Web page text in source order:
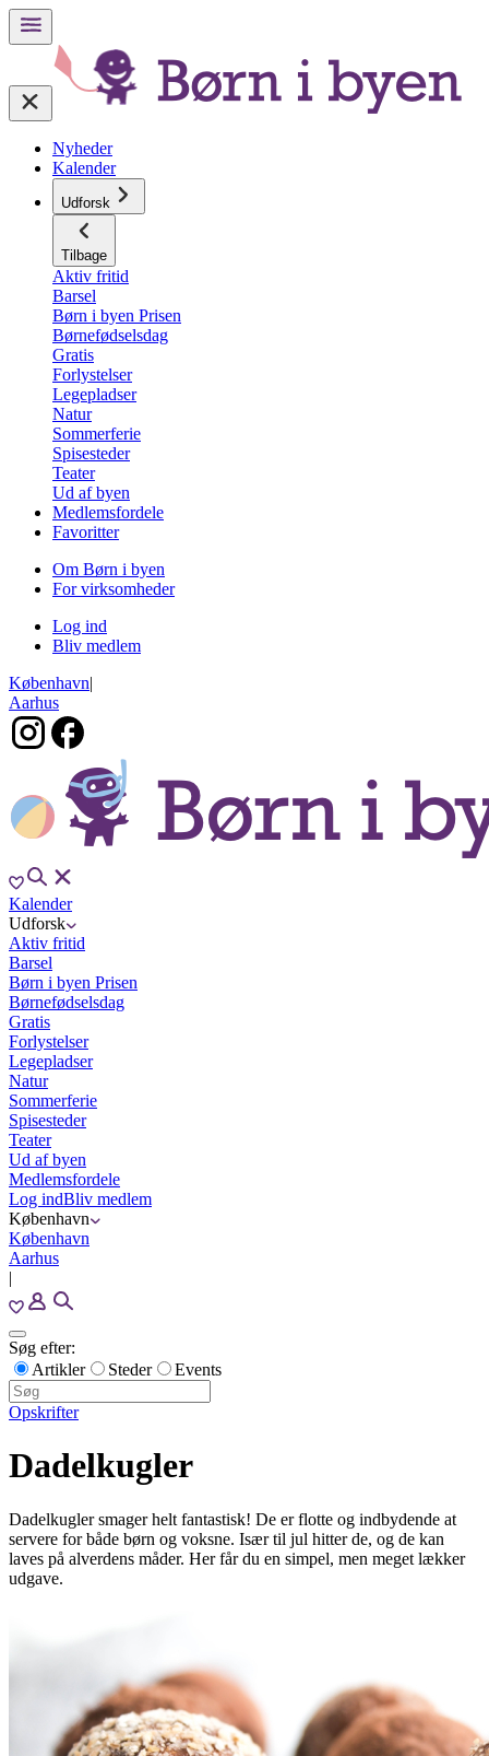
Nyheder
Kalender
Udforsk
Tilbage
Aktiv fritid
Barsel
Børn i byen Prisen
Børnefødselsdag
Gratis
Forlystelser
Legepladser
Natur
Sommerferie
Spisesteder
Teater
Ud af byen
Medlemsfordele
Favoritter
Om Børn i byen
For virksomheder
Log ind
Bliv medlem
København|
Aarhus
Kalender
Udforsk
Aktiv fritid
Barsel
Børn i byen Prisen
Børnefødselsdag
Gratis
Forlystelser
Legepladser
Natur
Sommerferie
Spisesteder
Teater
Ud af byen
Medlemsfordele
Log indBliv medlem
København
København
Aarhus
|
Søg efter:
Artikler
Steder Events
Opskrifter
Dadelkugler
Dadelkugler smager helt fantastisk! De er flotte og indbydende at
servere for både børn og voksne. Især til jul hitter de, og de kan
laves på alverdens måder. Her får du en simpel, men meget lækker
udgave.